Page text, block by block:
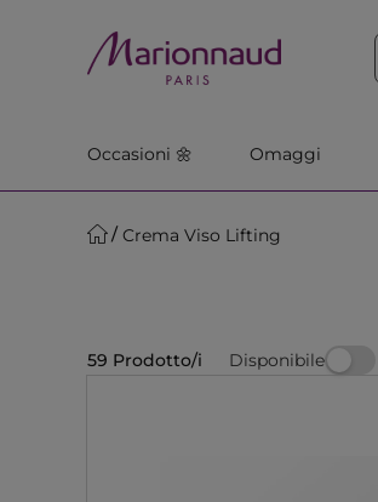
Occasioni 🌼 Omaggi
Crema Viso Lifting
59 Prodotto/i Disponibile